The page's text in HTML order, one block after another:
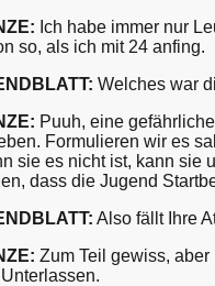
Ich habe immer nur
so, als ich mit 24 anfing.
Welches war
Puuh, eine
Formulieren wir es
sie es nicht ist, kann sie
dass die Jugend
Also fällt Ihre
Zum Teil gewiss,